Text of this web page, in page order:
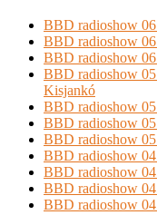
BBD radioshow
BBD radioshow
BBD radioshow
BBD radioshow
Kisjankó
BBD radioshow
BBD radioshow
BBD radioshow
BBD radioshow
BBD radioshow
BBD radioshow
BBD radioshow